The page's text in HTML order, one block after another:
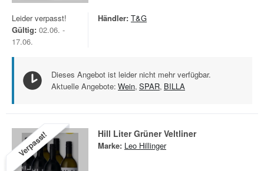
Leider verpasst!
Gültig: 02.06. -
17.06.
Händler: T&G
Dieses Angebot ist leider nicht mehr verfügbar.
Aktuelle Angebote: Wein, SPAR, BILLA
Verpasst! Hill Liter Grüner Veltliner
Marke: Leo Hillinger